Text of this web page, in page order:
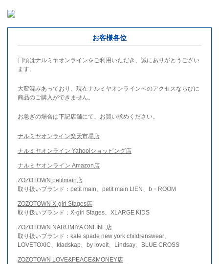
お客様各位
日頃はナルミヤオンラインをご利用いただき、誠にありがとうござい
ます。
大変混みあっており、現在ナルミヤオンラインへのアクセスならびに
商品のご購入ができません。
お急ぎの場合は下記店舗にて、お買い求めください。
ナルミヤオンライン楽天市場店
ナルミヤオンライン Yahoo!ショッピング店
ナルミヤオンライン Amazon店
ZOZOTOWN petitmain店
取り扱いブランド：petit main、petit main LIEN、b・ROOM
ZOZOTOWN X-girl Stages店
取り扱いブランド：X-girl Stages、XLARGE KIDS
ZOZOTOWN NARUMIYA ONLINE店
取り扱いブランド：kate spade new york childrenswear、
LOVETOXIC、kladskap、by loveit、Lindsay、BLUE CROSS
ZOZOTOWN LOVE&PEACE&MONEY店